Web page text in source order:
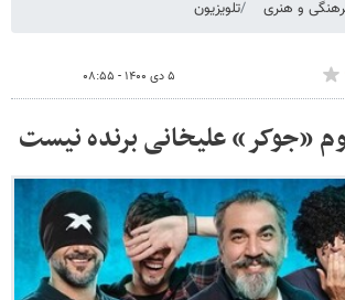
و هنری تلویزیون
۵ دی ۱۴۰۰ - ۰۸:۵۵
«جوکر» علیخانی برنده نیست